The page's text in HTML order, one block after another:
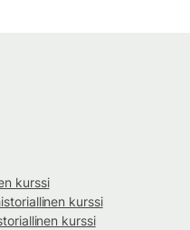
kurssi
kurssi
kurssi